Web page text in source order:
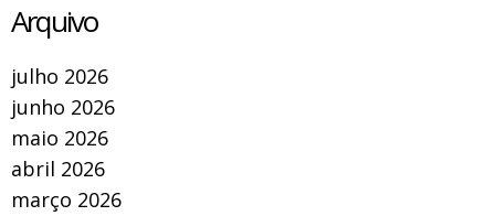
Arquivo
julho 2026
junho 2026
maio 2026
abril 2026
março 2026